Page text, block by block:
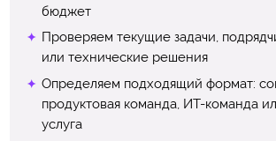
бюджет
Проверяем текущие задачи,
или технические решения
Определяем подходящий формат:
продуктовая команда, ИТ-команда
услуга